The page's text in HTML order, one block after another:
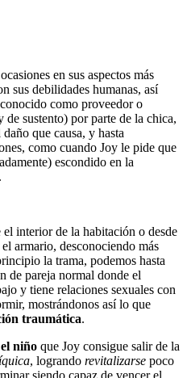
en sus aspectos más
sus debilidades humanas, así
como proveedor o
de sustento) por parte de la chica,
que causa, y hasta
como cuando Joy le pide que
escondido en la
interior de la habitación o desde
armario, desconociendo más
la trama, podemos hasta
de pareja normal donde el
y tiene relaciones sexuales con
mostrándonos así lo que
traumática.
niño que Joy consigue salir de la
, logrando revitalizarse poco
siendo capaz de vencer el